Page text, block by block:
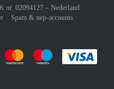
nr. 02094127 – Nederland
Spam & nep-accounts
rekent gemakkelijk af met Paypal
Je rekent gemakkelijk af met
Je rekent